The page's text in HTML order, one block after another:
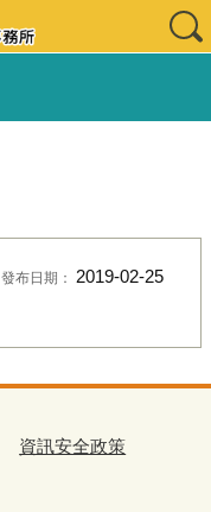
發布日期： 2019-02-25
資訊安全政策